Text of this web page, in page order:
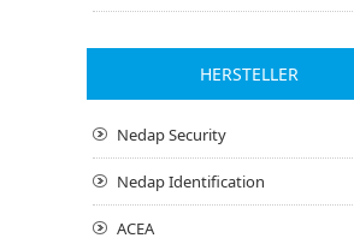
HERSTELLER
Nedap Security
Nedap Identification
ACEA